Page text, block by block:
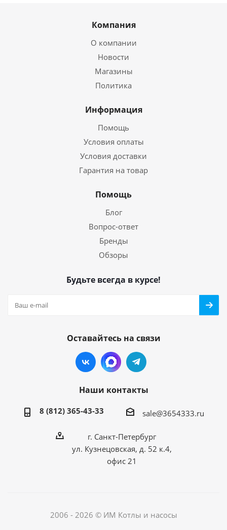
Компания
О компании
Новости
Магазины
Политика
Информация
Помощь
Условия оплаты
Условия доставки
Гарантия на товар
Помощь
Блог
Вопрос-ответ
Бренды
Обзоры
Будьте всегда в курсе!
Оставайтесь на связи
Наши контакты
8 (812) 365-43-33 sale@3654333.ru
г. Санкт-Петербург
ул. Кузнецовская, д. 52 к.4,
офис 21
2006 - 2026 © ИМ Котлы и насосы